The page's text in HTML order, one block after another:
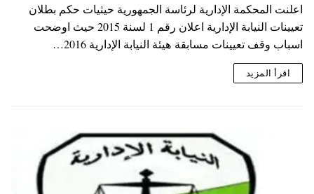
اعلنت المحكمة الإدارية لرئاسة الجمهورية حيثيات حكم بطلان
تعيينات النيابة الإدارية اعلان رقم 1 لسنة 2015 حيث اوضحت
اسباب وقف تعيينات مسابقة هيئة النيابة الإدارية 2016…
اقرأ المزيد